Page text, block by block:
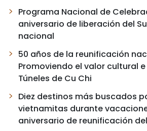
Programa Nacional de
aniversario de liberación del
nacional
50 años de la reunificación
Promoviendo el valor cultural
Túneles de Cu Chi
Diez destinos más buscados
vietnamitas durante
aniversario de reunificación